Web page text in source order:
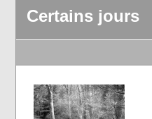
Certains jours